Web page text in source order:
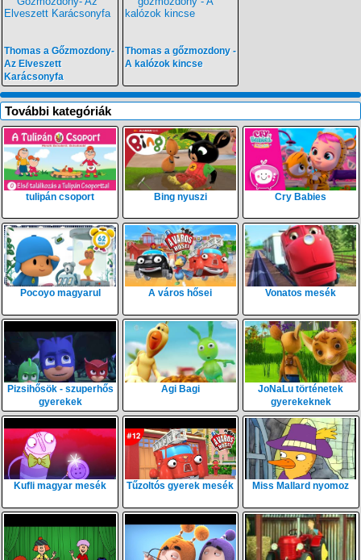
Thomas a Gőzmozdony-
Az Elveszett
Karácsonyfa
Thomas a gőzmozdony -
A kalózok kincse
További kategóriák
tulipán csoport Bing nyuszi Cry Babies
Pocoyo magyarul A város hősei Vonatos mesék
Pizsihősök - szuperhős
gyerekek
Agi Bagi
JoNaLu történetek
gyerekeknek
Kufli magyar mesék Tűzoltós gyerek mesék Miss Mallard nyomoz